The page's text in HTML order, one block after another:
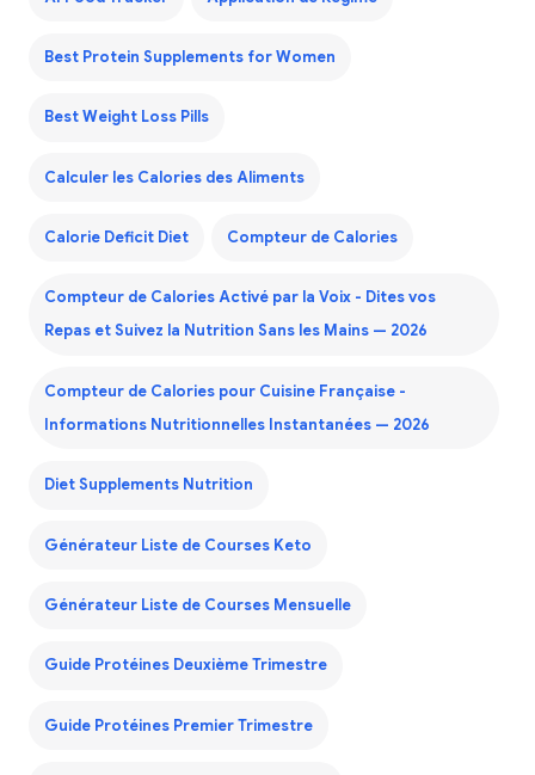
Best Protein Supplements for Women
Best Weight Loss Pills
Calculer les Calories des Aliments
Calorie Deficit Diet Compteur de Calories
Compteur de Calories Activé par la Voix - Dites vos
Repas et Suivez la Nutrition Sans les Mains — 2026
Compteur de Calories pour Cuisine Française -
Informations Nutritionnelles Instantanées — 2026
Diet Supplements Nutrition
Générateur Liste de Courses Keto
Générateur Liste de Courses Mensuelle
Guide Protéines Deuxième Trimestre
Guide Protéines Premier Trimestre